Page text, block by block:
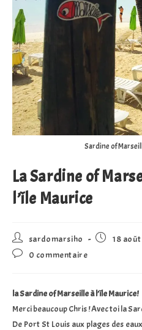
Sardine of
La Sardine of
l’île Maurice
Auteur/autrice
de
la
sardomarsiho
Publication
18
Commentaires
publication :
0 commentaire
la Sardine of Marseille à l’île Maurice!
Merci beaucoup Chris ! Avec toi la
De Port St Louis aux plages des